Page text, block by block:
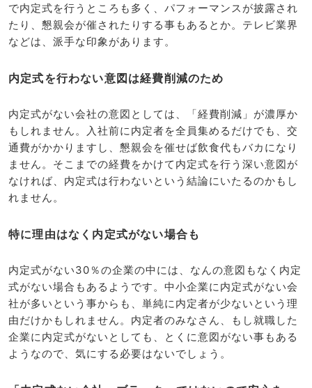
で内定式を行うところも多く、パフォーマンスが披露され
たり、懇親会が催されたりする事もあるとか。テレビ業界
などは、派手な印象があります。
内定式を行わない意図は経費削減のため
内定式がない会社の意図としては、「経費削減」が濃厚か
もしれません。入社前に内定者を全員集めるだけでも、交
通費がかかりますし、懇親会を催せば飲食代もバカになり
ません。そこまでの経費をかけて内定式を行う深い意図が
なければ、内定式は行わないという結論にいたるのかもし
れません。
特に理由はなく内定式がない場合も
内定式がない30％の企業の中には、なんの意図もなく内定
式がない場合もあるようです。中小企業に内定式がない会
社が多いという事からも、単純に内定者が少ないという理
由だけかもしれません。内定者のみなさん、もし就職した
企業に内定式がないとしても、とくに意図がない事もある
ようなので、気にする必要はないでしょう。